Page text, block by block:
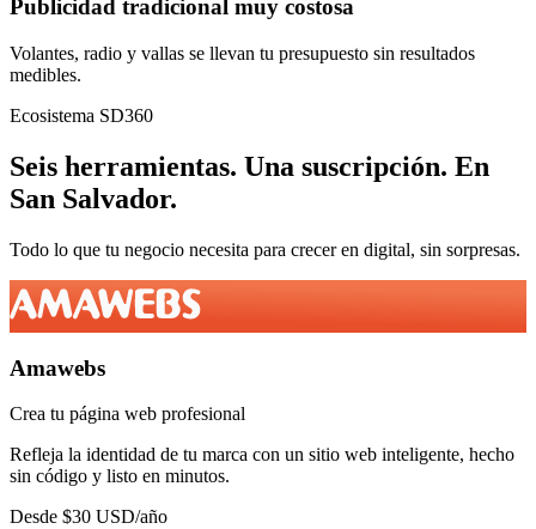
Publicidad tradicional muy costosa
Volantes, radio y vallas se llevan tu presupuesto sin resultados
medibles.
Ecosistema SD360
Seis herramientas. Una suscripción. En
San Salvador.
Todo lo que tu negocio necesita para crecer en digital, sin sorpresas.
Amawebs
Crea tu página web profesional
Refleja la identidad de tu marca con un sitio web inteligente, hecho
sin código y listo en minutos.
Desde $30 USD/año